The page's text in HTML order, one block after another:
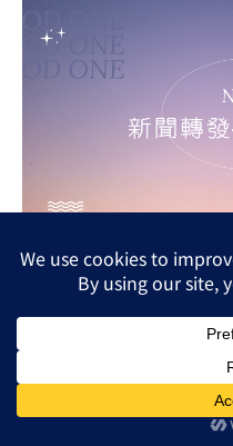
柬埔寨「龐氏騙局」 誰才是